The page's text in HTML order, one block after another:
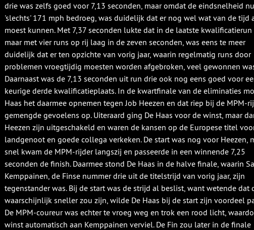
drie was zelfs goed voor 7,13 seconden, maar omdat de eindsnelheid nu
'slechts' 171 mph bedroeg, was duidelijk dat er nog wel wat van de tijd
moest kunnen. Met 7,37 seconden lukte dat in de laatste kwalificatierun
maar met vier runs op rij laag in de zeven seconden, was eens te meer
duidelijk dat er ten opzichte van vorig jaar, waarin regelmatig runs door
problemen vroegtijdig moesten worden afgebroken, veel gewonnen
Daarnaast was de 7,13 seconden uit run drie ook nog eens goed voor
keurige derde kwalificatieplaats. In de kwartfinale van de eliminaties
Haas het daarmee opnemen tegen Job Heezen en dat riep bij de MPM-
gemengde gevoelens op. Uiteraard ging De Haas voor de winst, maar
Heezen zijn uitgeschakeld en waren de kansen op de Europese titel
landgenoot en goede collega verkeken. De start was nog voor Heezen,
snel kwam de MPM-rijder langszij en passeerde in een winnende 7,25
seconden de finish. Daarmee stond De Haas in de halve finale, waarin
Kemppainen, de Finse nummer drie uit de titelstrijd van vorig jaar, zijn
tegenstander was. Bij de start was de strijd al beslist, want wetende dat
waarschijnlijk sneller zou zijn, wilde De Haas bij de start zijn voordeel
De MPM-coureur was echter te vroeg weg en trok een rood licht,
winst automatisch aan Kemppainen verviel. De Fin zou later in de finale